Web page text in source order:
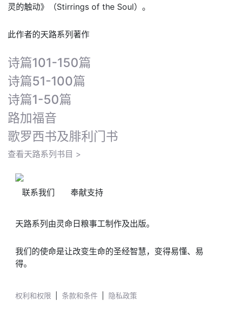
灵的触动》（Stirrings of the Soul）。
此作者的天路系列著作
诗篇101-150篇
诗篇51-100篇
诗篇1-50篇
路加福音
歌罗西书及腓利门书
查看天路系列书目 >
联系我们 奉献支持
天路系列由灵命日粮事工制作及出版。
我们的使命是让改变生命的圣经智慧，变得易懂、易
得。
权利和权限 条款和条件 隐私政策